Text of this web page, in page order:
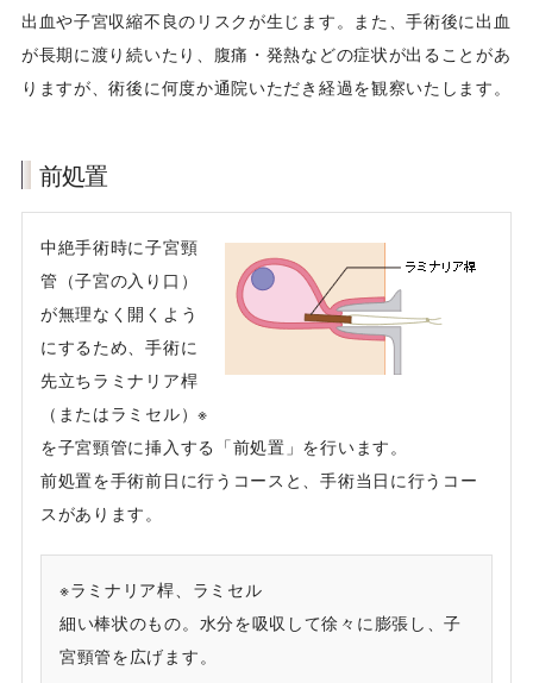
出血や子宮収縮不良のリスクが生じます。また、手術後に出血
が長期に渡り続いたり、腹痛・発熱などの症状が出ることがあ
りますが、術後に何度か通院いただき経過を観察いたします。
前処置
中絶手術時に子宮頸
管（子宮の入り口）
が無理なく開くよう
にするため、手術に
先立ちラミナリア桿
（またはラミセル）※
を子宮頸管に挿入する「前処置」を行います。
前処置を手術前日に行うコースと、手術当日に行うコー
スがあります。
※ラミナリア桿、ラミセル
細い棒状のもの。水分を吸収して徐々に膨張し、子
宮頸管を広げます。